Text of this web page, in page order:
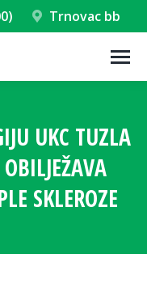
Trnovac bb
UKC TUZLA
SKLEROZE